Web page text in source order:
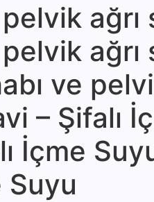
ve
– Şifalı
İçme
Suyu